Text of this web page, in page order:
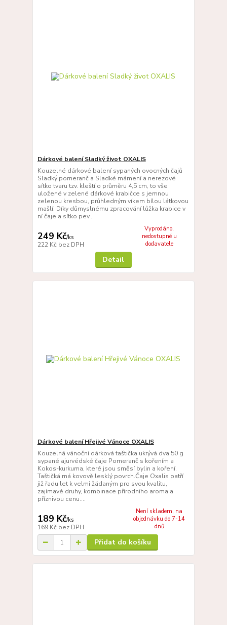
Dárkové balení Sladký život OXALIS
Kouzelné dárkové balení sypaných ovocných čajů
Sladký pomeranč a Sladké mámení a nerezové
sítko tvaru tzv. kleští o průměru 4,5 cm, to vše
uložené v zelené dárkové krabičce s jemnou
zelenou kresbou, průhledným víkem bílou látkovou
mašlí. Díky důmyslnému zpracování lůžka krabice v
ní čaje a sítko pev...
249 Kč/ks
222 Kč bez DPH
Vyprodáno,
nedostupné u
dodavatele
Detail
Dárkové balení Hřejivé Vánoce OXALIS
Kouzelná vánoční dárková taštička ukrývá dva 50 g
sypané ajurvédské čaje Pomeranč s kořením a
Kokos-kurkuma, které jsou směsí bylin a koření.
Taštičká má kovově lesklý povrch.Čaje Oxalis patří
již řadu let k velmi žádaným pro svou kvalitu,
zajímavé druhy, kombinace přírodního aroma a
příznivou cenu....
189 Kč/ks
169 Kč bez DPH
Není skladem, na
objednávku do 7-14
dnů
Přidat do košíku